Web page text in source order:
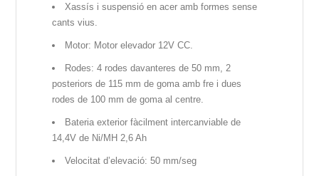
Xassís i suspensió en acer amb formes sense
cants vius.
Motor: Motor elevador 12V CC.
Rodes: 4 rodes davanteres de 50 mm, 2
posteriors de 115 mm de goma amb fre i dues
rodes de 100 mm de goma al centre.
Bateria exterior fàcilment intercanviable de
14,4V de Ni/MH 2,6 Ah
Velocitat d’elevació: 50 mm/seg